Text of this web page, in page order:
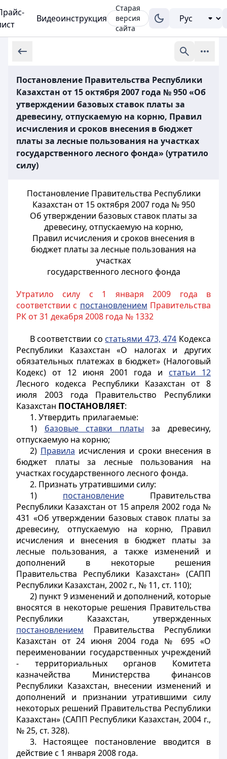
Видеоинструкция
Старая
версия
сайта
Постановление Правительства Республики
Казахстан от 15 октября 2007 года № 950 «Об
утверждении базовых ставок платы за
древесину, отпускаемую на корню, Правил
исчисления и сроков внесения в бюджет
платы за лесные пользования на участках
государственного лесного фонда» (утратило
силу)
Постановление Правительства Республики
Казахстан от 15 октября 2007 года № 950
Об утверждении базовых ставок платы за
древесину, отпускаемую на корню,
Правил исчисления и сроков внесения в
бюджет платы за лесные пользования на
участках
государственного лесного фонда
Утратило силу с 1 января 2009 года в
соответствии с постановлением Правительства
РК от 31 декабря 2008 года № 1332
В соответствии со статьями 473, 474 Кодекса
Республики Казахстан «О налогах и других
обязательных платежах в бюджет» (Налоговый
Кодекс) от 12 июня 2001 года и статьи 12
Лесного кодекса Республики Казахстан от 8
июля 2003 года Правительство Республики
Казахстан ПОСТАНОВЛЯЕТ:
1. Утвердить прилагаемые:
1) базовые ставки платы за древесину,
отпускаемую на корню;
2) Правила исчисления и сроки внесения в
бюджет платы за лесные пользования на
участках государственного лесного фонда.
2. Признать утратившими силу:
1) постановлениеПравительства
Республики Казахстан от 15 апреля 2002 года №
431 «Об утверждении базовых ставок платы за
древесину, отпускаемую на корню, Правил
исчисления и внесения в бюджет платы за
лесные пользования, а также изменений и
дополнений в некоторые решения
Правительства Республики Казахстан» (САПП
Республики Казахстан, 2002 г., № 11, ст. 110);
2) пункт 9 изменений и дополнений, которые
вносятся в некоторые решения Правительства
Республики Казахстан, утвержденных
постановлением Правительства Республики
Казахстан от 24 июня 2004 года № 695 «О
переименовании государственных учреждений
- территориальных органов Комитета
казначейства Министерства финансов
Республики Казахстан, внесении изменений и
дополнений и признании утратившими силу
некоторых решений Правительства Республики
Казахстан» (САПП Республики Казахстан, 2004 г.,
№ 25, ст. 328).
3. Настоящее постановление вводится в
действие с 1 января 2008 года.